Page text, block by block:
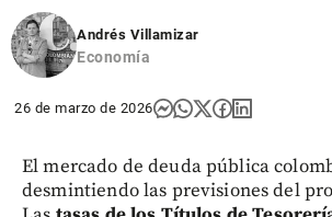
Andrés Villamizar
Economía
26 de marzo de 2026
El mercado de deuda pública
desmintiendo las previsiones del